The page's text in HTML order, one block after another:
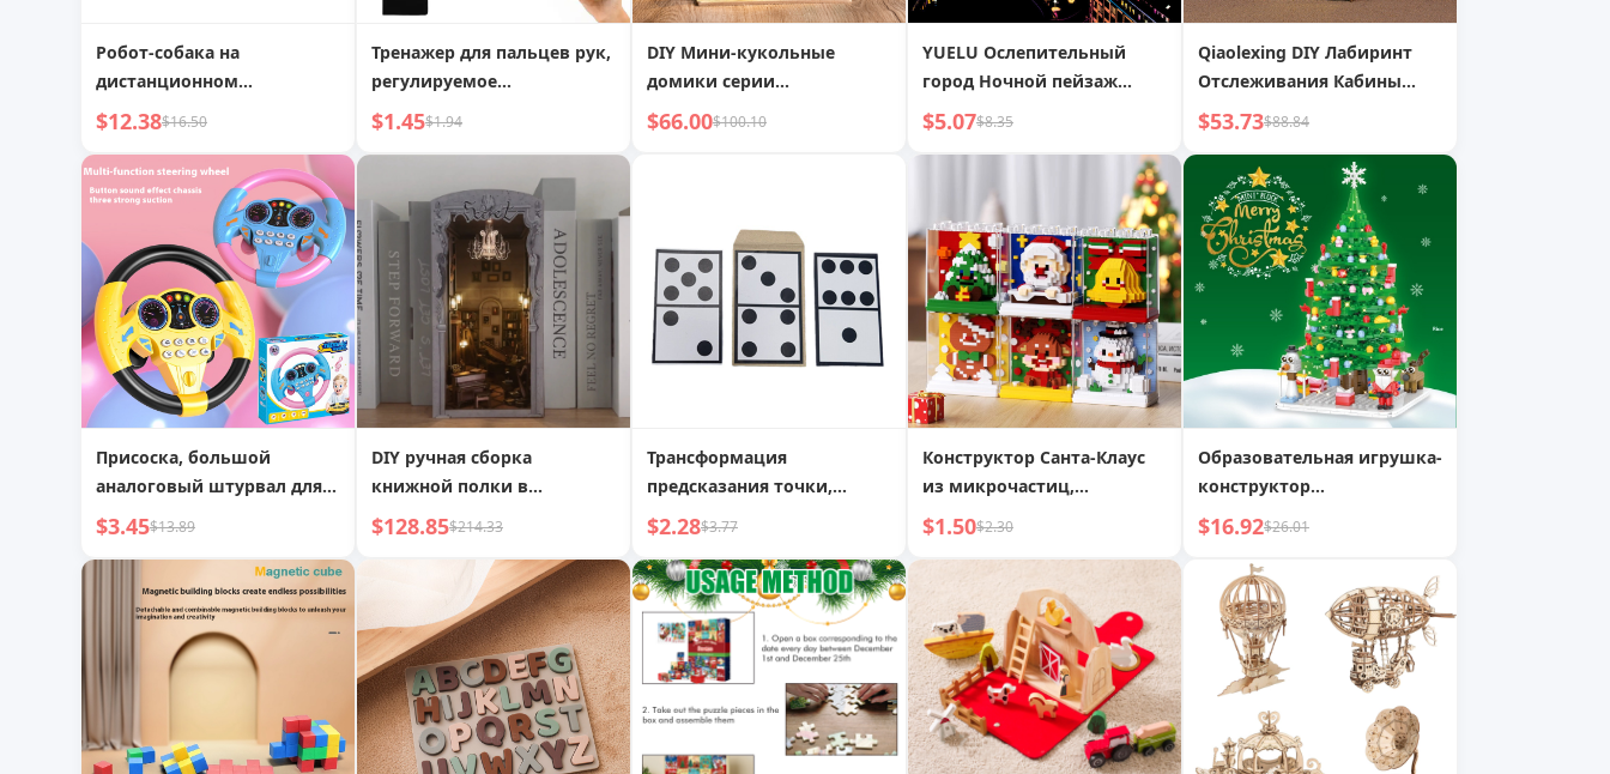
Робот-собака на
дистанционном
управлении для детей,
моторная машинка,
собачка, умный питомец,
подарок на день рождения
для мальчика
$12.38$16.50
Тренажер для пальцев рук,
регулируемое
сопротивление, мячи для
захвата предплечья, для
предплечья, скалолазания
$1.45$1.94
DIY Мини-кукольные
домики серии
«Загадочные архивы»,
наборы для сцен, модели
$66.00$100.10
YUELU Ослепительный
город Ночной пейзаж
Города Скретч-живопись
Творческая DIY Ручная
Работа Скретч-живопись
$5.07$8.35
Qiaolexing DIY Лабиринт
Отслеживания Кабины
Креативные Ручная Работа
Взаимосвязанные
Трехмерные Орнаменты
Буккросс Модель День
Рождения Подарок
$53.73$88.84
Присоска, большой
аналоговый штурвал для
музыкального компаньона
$3.45$13.89
DIY ручная сборка
книжной полки в
секретной фортепианной
комнате
$128.85$214.33
Трансформация
предсказания точки,
интерактивная магическая
игрушка, магический
реквизит
$2.28$3.77
Конструктор Санта-Клаус
из микрочастиц,
совместимый с LEGO,
сборные игрушки
$1.50$2.30
Образовательная игрушка-
конструктор
Рождественская елка:
Обратный отсчет
$16.92$26.01